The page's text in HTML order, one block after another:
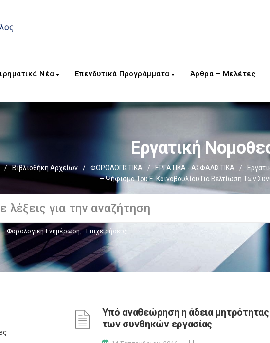
Νέα Επενδυτικά Προγράμματα Άρθρα – Μελέτες
Εργατική
/ Βιβλιοθήκη Αρχείων / ΦΟΡΟΛΟΓΙΣΤΙΚΑ / ΕΡΓΑΤΙΚΑ - ΑΣΦΑΛΙΣΤΙΚΑ /
– Ψήφισμα Του Ε. Κοινοβουλίου Για Βελτίωση Των
Φορολογικη Ενημέρωση, Επιχειρήσεις
Υπό αναθεώρηση η άδεια
των συνθηκών εργασίας